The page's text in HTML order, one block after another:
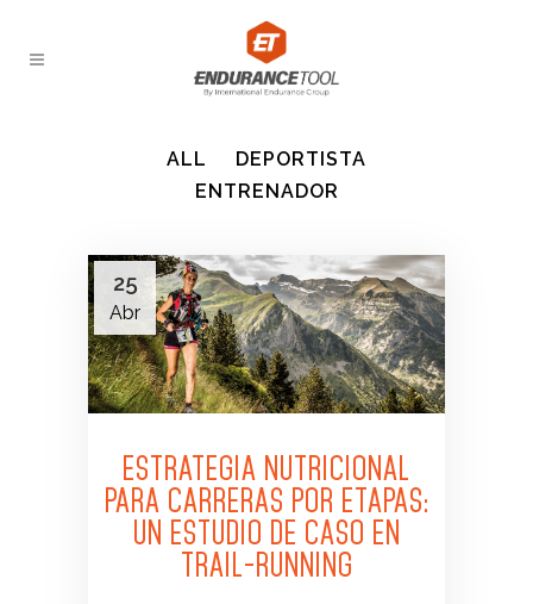
ALL
DEPORTISTA
ENTRENADOR
25
Abr
ESTRATEGIA NUTRICIONAL
PARA CARRERAS POR ETAPAS:
UN ESTUDIO DE CASO EN
TRAIL-RUNNING